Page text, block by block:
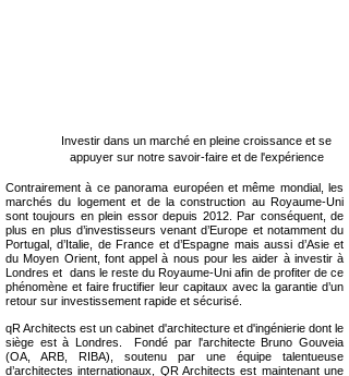
Investir dans un marché en pleine croissance et se
appuyer sur notre savoir-faire et de l'expérience
Contrairement à ce panorama européen et même mondial, les
marchés du logement et de la construction au Royaume-Uni
sont toujours en plein essor depuis 2012. Par conséquent, de
plus en plus d’investisseurs venant d’Europe et notamment du
Portugal, d’Italie, de France et d’Espagne mais aussi d’Asie et
du Moyen Orient, font appel à nous pour les aider à investir à
Londres et dans le reste du Royaume-Uni afin de profiter de ce
phénomène et faire fructifier leur capitaux avec la garantie d’un
retour sur investissement rapide et sécurisé.
qR Architects est un cabinet d'architecture et d'ingénierie dont le
siège est à Londres. Fondé par l'architecte Bruno Gouveia
(OA, ARB, RIBA), soutenu par une équipe talentueuse
d’architectes internationaux, QR Architects est maintenant une